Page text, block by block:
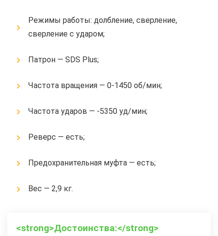
Режимы работы: долбление, сверление,
сверление с ударом;
Патрон — SDS Plus;
Частота вращения — 0-1450 об/мин;
Частота ударов — -5350 уд/мин;
Реверс — есть;
Предохранительная муфта — есть;
Вес — 2,9 кг.
<strong>Достоинства:</strong>